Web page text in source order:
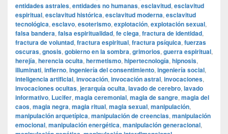
entidades astrales, entidades no humanas, esclavitud, esclavitud
espiritual, esclavitud histórica, esclavitud moderna, esclavitud
tecnológica, esclavo, esoterismo, explotación, explotación sexual,
falsa bandera, falsa espiritualidad, fe ciega, fractura de identidad,
fractura de voluntad, fractura espiritual, fractura psíquica, fuerzas
oscuras, gnosis, gobierno en la sombra, grimorios, guerra espiritual,
herejía, herencia oculta, hermetismo, hipertecnología, hipnosis,
illuminati, infierno, ingeniería del consentimiento, ingeniería social,
inteligencia artificial, invocación, invocación astral, invocaciones,
invocaciones ocultas, jerarquía oculta, lavado de cerebro, lavado
informativo, Lucifer, magia ceremonial, magia de sangre, magia del
caos, magia negra, magia ritual, magia sexual, manipulación,
manipulación arquetípica, manipulación de creencias, manipulación
emocional, manipulación energética, manipulación generacional,